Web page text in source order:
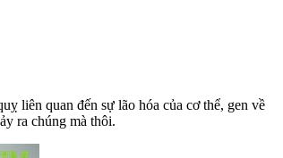
liên quan đến sự lão hóa của cơ thể, gen về
ra chúng mà thôi.